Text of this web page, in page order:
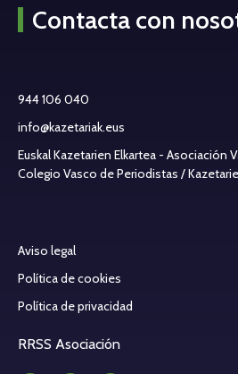
Contacta con
944 106 040
info@kazetariak.eus
Euskal Kazetarien Elkartea - Asociación
Colegio Vasco de Periodistas /
Aviso legal
Política de cookies
Política de privacidad
RRSS Asociación